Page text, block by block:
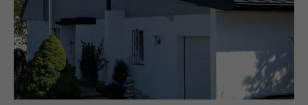
2 ans
UTILITÉ
Utilisé par le service de réseau social
LinkedIn pour suivre l'utilisation de
services intégrés.